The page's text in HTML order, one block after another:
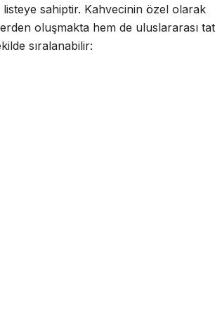
listeye sahiptir. Kahvecinin özel olarak
oluşmakta hem de uluslararası
sıralanabilir: